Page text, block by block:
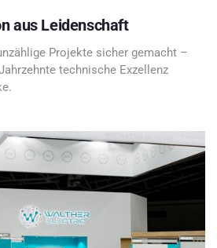
aus Leidenschaft
Projekte sicher gemacht –
technische Exzellenz